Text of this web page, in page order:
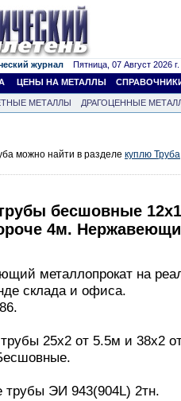
журнал Пятница, 07 Август 2026 г.
ЦЕНЫ НА МЕТАЛЛЫ
МЕТАЛЛЫ
ДРАГОЦЕННЫЕ
можно найти в разделе куплю Труба
бесшовные
4м.
металлопрокат на
склада и офиса.
25х2 от 5.5м и 38х2
ЭИ 943(904L) 2тн.